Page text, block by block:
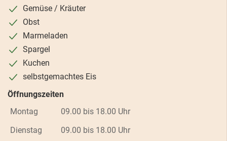
Gemüse / Kräuter
Obst
Marmeladen
Spargel
Kuchen
selbstgemachtes Eis
Öffnungszeiten
Montag
09.00 bis 18.00 Uhr
Dienstag
09.00 bis 18.00 Uhr